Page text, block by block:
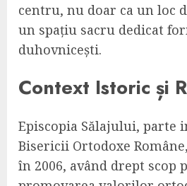
centru, nu doar ca un loc
un spațiu sacru dedicat
duhovnicești.
Context Istoric și
Episcopia Sălajului, parte
Bisericii Ortodoxe
în 2006, având drept scop